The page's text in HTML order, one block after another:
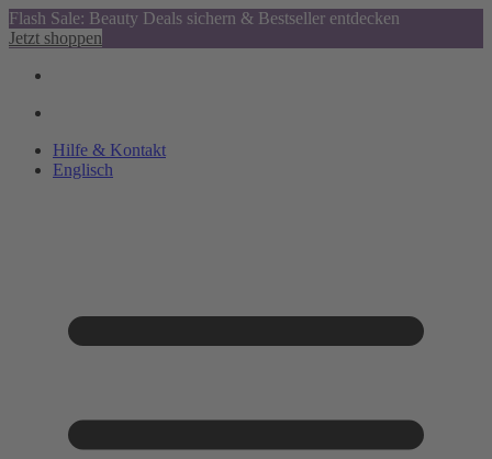
Flash Sale: Beauty Deals sichern & Bestseller entdecken
Jetzt shoppen
Hilfe & Kontakt
Englisch